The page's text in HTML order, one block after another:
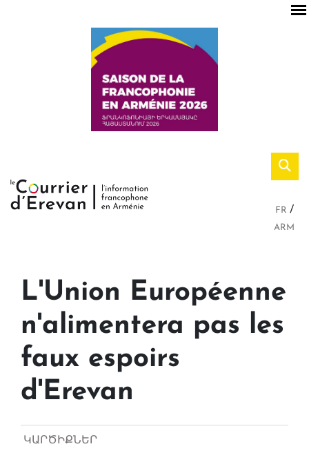
FR
ARM
L'Union Européenne
n'alimentera pas les
faux espoirs
d'Erevan
ԿԱՐԾԻՔՆԵՐ